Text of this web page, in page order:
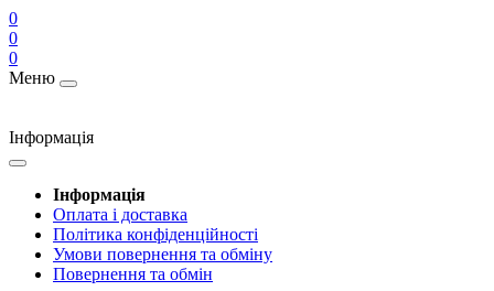
0
0
0
Меню
Інформація
Інформація
Оплата і доставка
Політика конфіденційності
Умови повернення та обміну
Повернення та обмін